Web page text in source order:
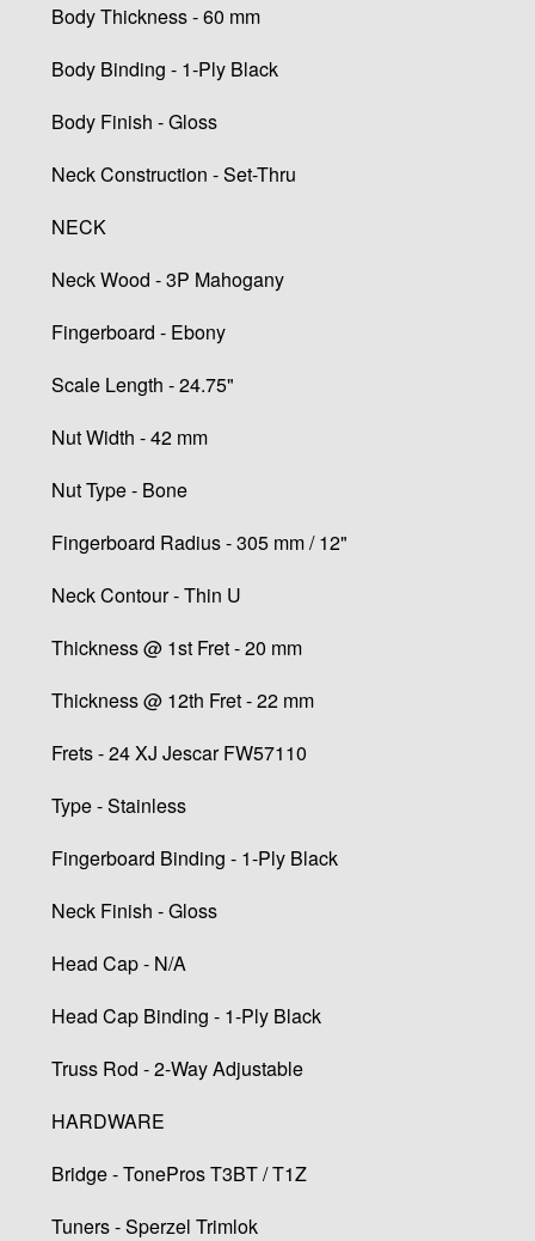
Body Thickness - 60 mm
Body Binding - 1-Ply Black
Body Finish - Gloss
Neck Construction - Set-Thru
NECK
Neck Wood - 3P Mahogany
Fingerboard - Ebony
Scale Length - 24.75"
Nut Width - 42 mm
Nut Type - Bone
Fingerboard Radius - 305 mm / 12"
Neck Contour - Thin U
Thickness @ 1st Fret - 20 mm
Thickness @ 12th Fret - 22 mm
Frets - 24 XJ Jescar FW57110
Type - Stainless
Fingerboard Binding - 1-Ply Black
Neck Finish - Gloss
Head Cap - N/A
Head Cap Binding - 1-Ply Black
Truss Rod - 2-Way Adjustable
HARDWARE
Bridge - TonePros T3BT / T1Z
Tuners - Sperzel Trimlok